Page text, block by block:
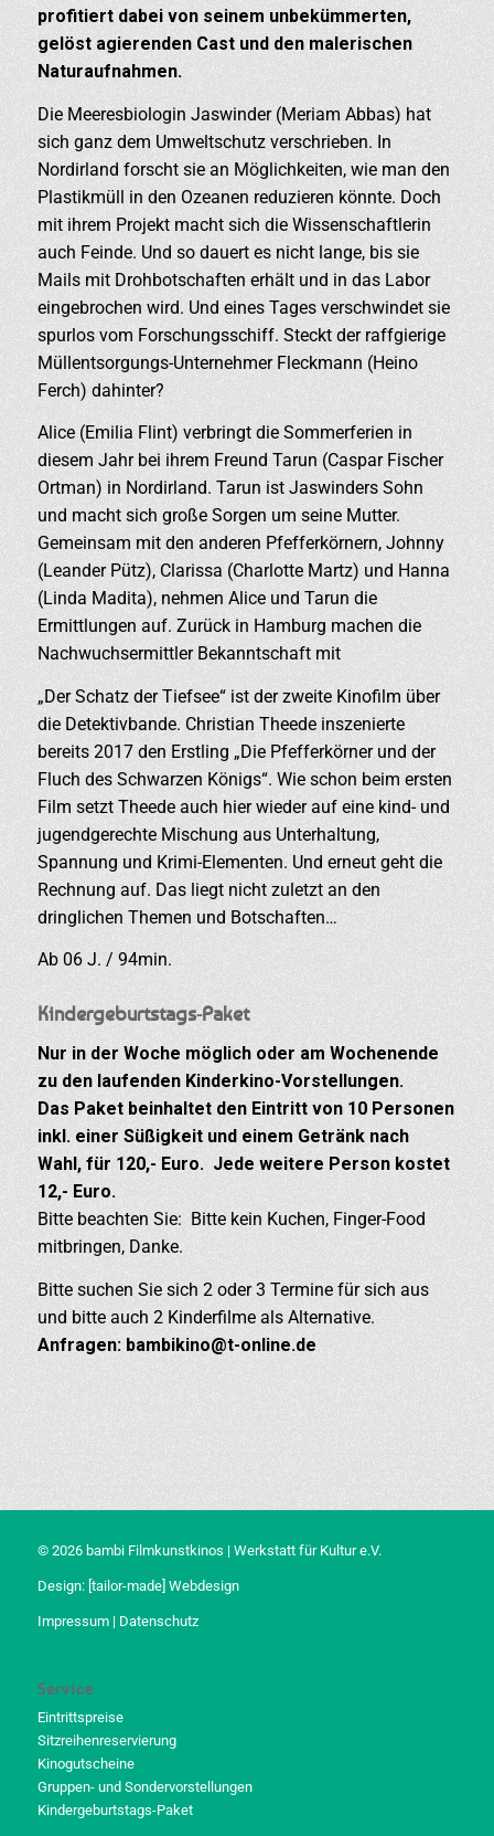
profitiert dabei von seinem unbekümmerten,
gelöst agierenden Cast und den malerischen
Naturaufnahmen.
Die Meeresbiologin Jaswinder (Meriam Abbas) hat
sich ganz dem Umweltschutz verschrieben. In
Nordirland forscht sie an Möglichkeiten, wie man den
Plastikmüll in den Ozeanen reduzieren könnte. Doch
mit ihrem Projekt macht sich die Wissenschaftlerin
auch Feinde. Und so dauert es nicht lange, bis sie
Mails mit Drohbotschaften erhält und in das Labor
eingebrochen wird. Und eines Tages verschwindet sie
spurlos vom Forschungsschiff. Steckt der raffgierige
Müllentsorgungs-Unternehmer Fleckmann (Heino
Ferch) dahinter?
Alice (Emilia Flint) verbringt die Sommerferien in
diesem Jahr bei ihrem Freund Tarun (Caspar Fischer
Ortman) in Nordirland. Tarun ist Jaswinders Sohn
und macht sich große Sorgen um seine Mutter.
Gemeinsam mit den anderen Pfefferkörnern, Johnny
(Leander Pütz), Clarissa (Charlotte Martz) und Hanna
(Linda Madita), nehmen Alice und Tarun die
Ermittlungen auf. Zurück in Hamburg machen die
Nachwuchsermittler Bekanntschaft mit
„Der Schatz der Tiefsee“ ist der zweite Kinofilm über
die Detektivbande. Christian Theede inszenierte
bereits 2017 den Erstling „Die Pfefferkörner und der
Fluch des Schwarzen Königs“. Wie schon beim ersten
Film setzt Theede auch hier wieder auf eine kind- und
jugendgerechte Mischung aus Unterhaltung,
Spannung und Krimi-Elementen. Und erneut geht die
Rechnung auf. Das liegt nicht zuletzt an den
dringlichen Themen und Botschaften…
Ab 06 J. / 94min.
Kindergeburtstags-Paket
Nur in der Woche möglich oder am Wochenende
zu den laufenden Kinderkino-Vorstellungen.
Das Paket beinhaltet den Eintritt von 10 Personen
inkl. einer Süßigkeit und einem Getränk nach
Wahl, für 120,- Euro. Jede weitere Person kostet
12,- Euro.
Bitte beachten Sie: Bitte kein Kuchen, Finger-Food
mitbringen, Danke.
Bitte suchen Sie sich 2 oder 3 Termine für sich aus
und bitte auch 2 Kinderfilme als Alternative.
Anfragen: bambikino@t-online.de
© 2026 bambi Filmkunstkinos | Werkstatt für Kultur e.V.
Design: [tailor-made] Webdesign
Impressum| Datenschutz
Service
Eintrittspreise
Sitzreihenreservierung
Kinogutscheine
Gruppen- und Sondervorstellungen
Kindergeburtstags-Paket